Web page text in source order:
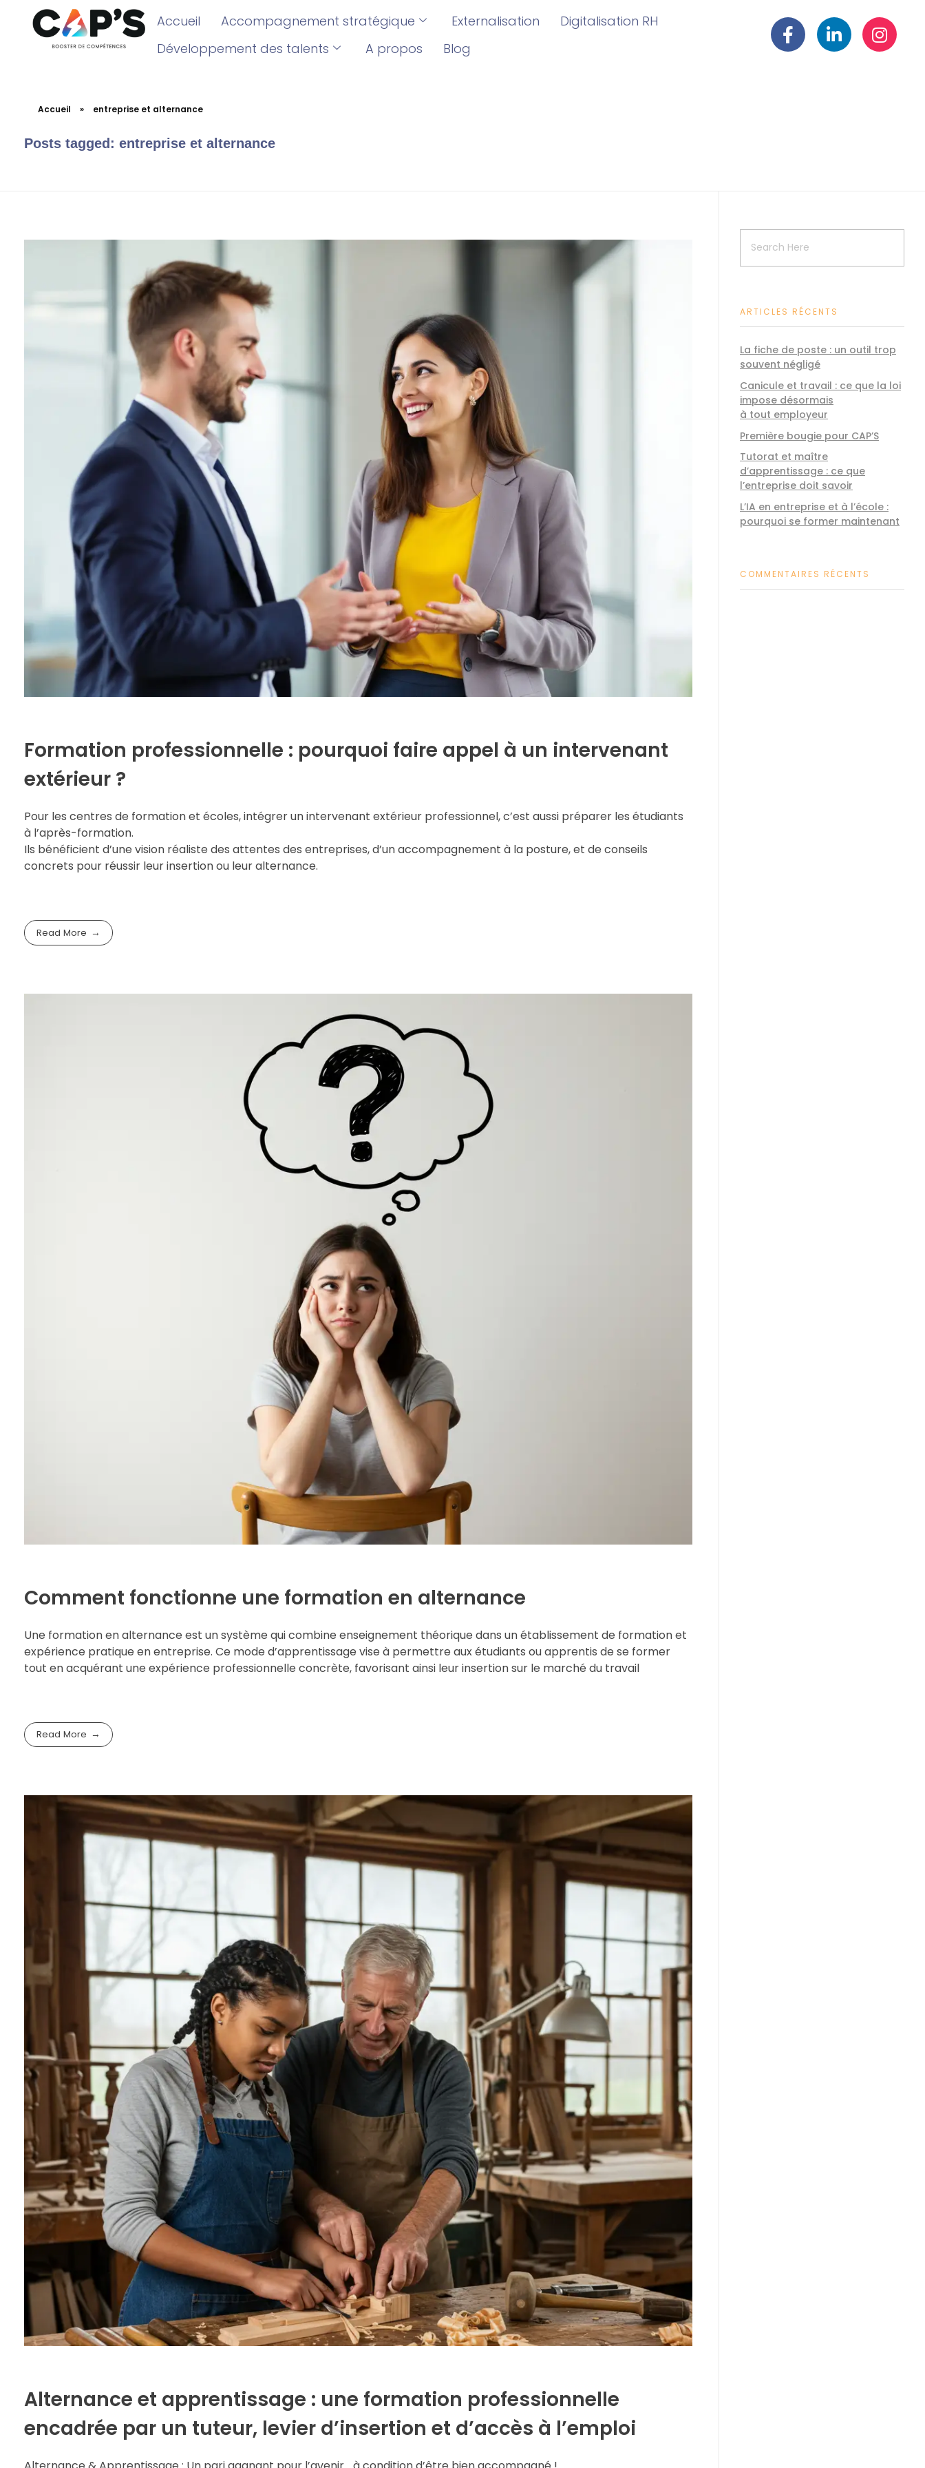
Accueil Accompagnement stratégique Externalisation
Digitalisation RH
Développement des talents
A propos Blog
Accueil » entreprise et alternance
Posts tagged: entreprise et alternance
Formation professionnelle : pourquoi faire appel à un intervenant
extérieur ?
Pour les centres de formation et écoles, intégrer un intervenant extérieur professionnel, c’est aussi préparer les étudiants
à l’après-formation.
Ils bénéficient d’une vision réaliste des attentes des entreprises, d’un accompagnement à la posture, et de conseils
concrets pour réussir leur insertion ou leur alternance.
Read More
Comment fonctionne une formation en alternance
Une formation en alternance est un système qui combine enseignement théorique dans un établissement de formation et
expérience pratique en entreprise. Ce mode d’apprentissage vise à permettre aux étudiants ou apprentis de se former
tout en acquérant une expérience professionnelle concrète, favorisant ainsi leur insertion sur le marché du travail
Read More
Alternance et apprentissage : une formation professionnelle
encadrée par un tuteur, levier d’insertion et d’accès à l’emploi
ARTICLES RÉCENTS
La fiche de poste : un outil trop
souvent négligé
Canicule et travail : ce que la loi
impose désormais
à tout employeur
Première bougie pour CAP’S
Tutorat et maître
d’apprentissage : ce que
l’entreprise doit savoir
L’IA en entreprise et à l’école :
pourquoi se former maintenant
COMMENTAIRES RÉCENTS